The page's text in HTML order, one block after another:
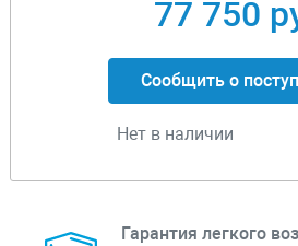
77 750
Сообщить о
Нет в наличии
Гарантия легкого